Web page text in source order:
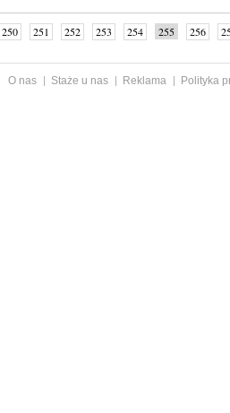
250 251 252 253 254 255 256
O nas Staże u nas Reklama
Polityka